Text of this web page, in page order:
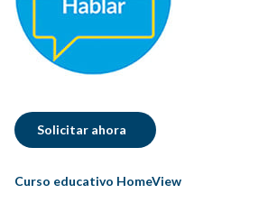
Solicitar ahora
Curso educativo HomeView